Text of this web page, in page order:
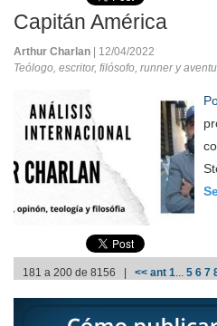
Capitán América
Arthur Charlan
| 12/04/2022
Teólogo, escritor, filósofo, runner y
181 a 200 de 8156 | << ant 1... 5 6 7